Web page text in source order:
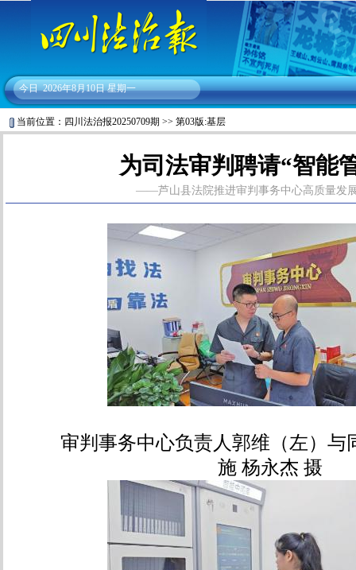
今日 2026年8月10日 星期一
当前位置： 四川法治报20250709期 >> 第03版:基层
为司法审判聘请“智能
——芦山县法院推进审判事务中心高质量发
审判事务中心负责人郭维（左）与
施 杨永杰 摄